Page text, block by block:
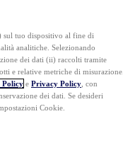
sul tuo dispositivo al fine di
analitiche. Selezionando
dei dati (ii) raccolti tramite
e relative metriche di misurazione.
Policy e Privacy Policy , con
dei dati. Se desideri
Cookie.